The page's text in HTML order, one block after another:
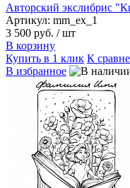
Авторский экслибрис
Артикул: mm_ex_1
3 500 руб. / шт
В корзину
Купить в 1 клик К
В избранное